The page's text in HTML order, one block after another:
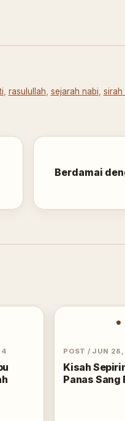
rasulullah sejarah nabi sirah
Berdamai
•
POST / JUN
Kisah
Panas Sang